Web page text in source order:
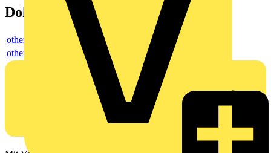
Dokumente
others
others